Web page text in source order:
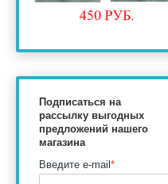
Подписаться на
рассылку выгодных
предложений нашего
магазина
Введите e-mail *